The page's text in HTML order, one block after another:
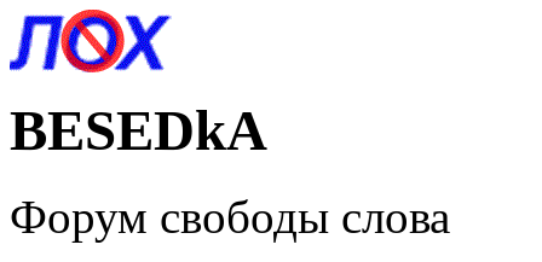
BESEDkA
Форум свободы слова